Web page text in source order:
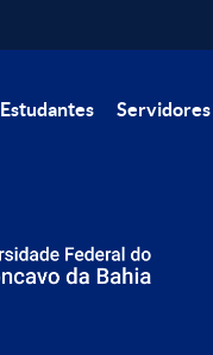
Estudantes Servidores